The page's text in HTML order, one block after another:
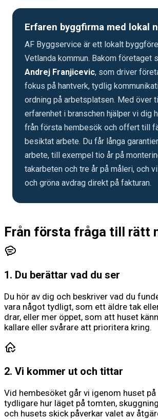
Erfaren byggfirma med lokal
AF Byggservice är ett lokalt
Vetlanda kommun. Bakom företaget
Andrej Franjicevic, som driver
fokus på hantverk, tydlig
ordning på arbetsplatsen. Med över
erfarenhet i branschen hjälper vi dig
från första hembesök och offert till
besiktat arbete. Du får långa
arbete, till exempel tio år på
takarbeten och tre år på måleri, och
och gröna avdrag direkt på fakturan.
Från första fråga till rätt
1. Du berättar vad du ser
Du hör av dig och beskriver vad du
vara något tydligt, som ett äldre tak
drar, eller mer öppet, som att huset
kallare eller svårare att prioritera kring.
2. Vi kommer ut och tittar
Vid hembesöket går vi igenom huset
tydligare hur läget på tomten,
och husets skick påverkar valet av